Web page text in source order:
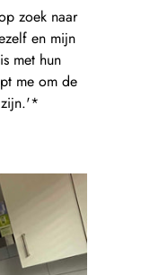
morgen geleverd.
zoek naar
en mijn
met hun
me om de
zijn.'*